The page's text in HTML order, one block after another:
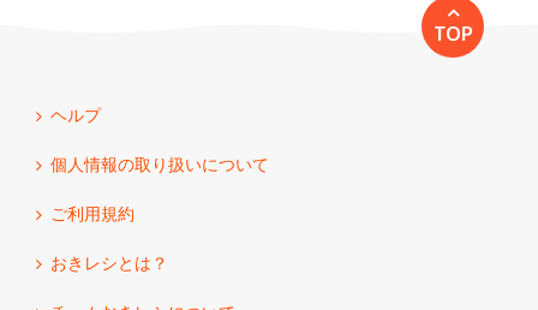
TOP
ヘルプ
個人情報の取り扱いについて
ご利用規約
おきレシとは？